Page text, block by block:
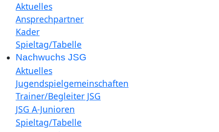
Aktuelles
Ansprechpartner
Kader
Spieltag/Tabelle
Nachwuchs JSG
Aktuelles
Jugendspielgemeinschaften
Trainer/Begleiter JSG
JSG A-Junioren
Spieltag/Tabelle